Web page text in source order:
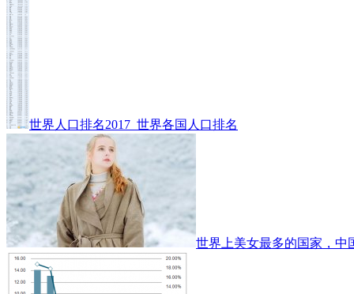
世界人口排名2017_世界各国人口排名
世界上美女最多的国家，中